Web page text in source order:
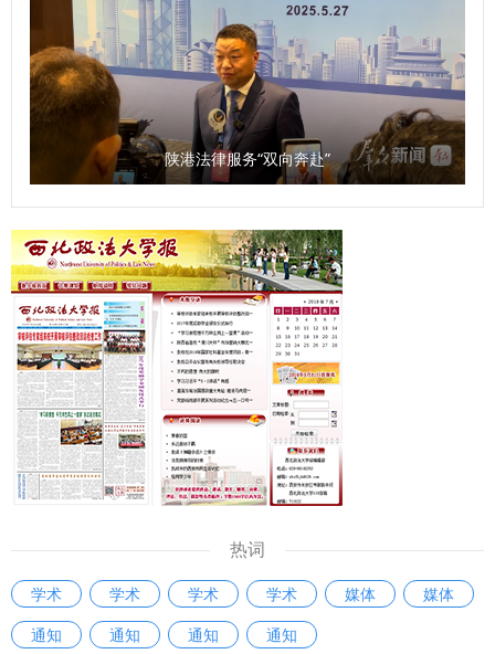
陕港法律服务“双向奔赴”
热词
学术 学术 学术 学术 媒体
媒体
通知
通知 通知 通知